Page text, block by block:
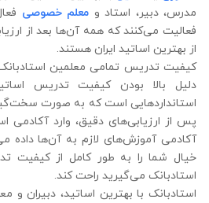
مدرس، دبیر، استاد و معلم خصوصی
فعالیت می‌کنند که همه آن‌ها بعد از
از بهترین اساتید ایران هستند.
کیفیت تدریس تمامی معلمین
دلیل بالا بودن کیفیت تدریس
استانداردهایی است که به صورت
پس از ارزیابی‌های دقیق، وارد آکادمی
آکادمی آموزش‌های لازم به آن‌ها داده
خیال شما را به طور کامل از کیفیت
استادبانک می‌گیرید راحت کند.
استادبانک با بهترین اساتید، دبیران